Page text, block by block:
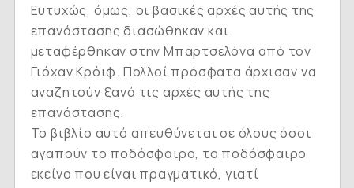
Ευτυχώς, όμως, οι βασικές αρχές αυτής της
επανάστασης διασώθηκαν και
μεταφέρθηκαν στην Μπαρτσελόνα από τον
Γιόχαν Κρόιφ. Πολλοί πρόσφατα άρχισαν να
αναζητούν ξανά τις αρχές αυτής της
επανάστασης.
Το βιβλίο αυτό απευθύνεται σε όλους όσοι
αγαπούν το ποδόσφαιρο, το ποδόσφαιρο
εκείνο που είναι πραγματικό, γιατί